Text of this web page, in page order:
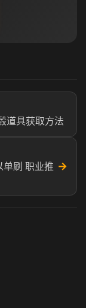
道具获取方法
刷 职业推 →